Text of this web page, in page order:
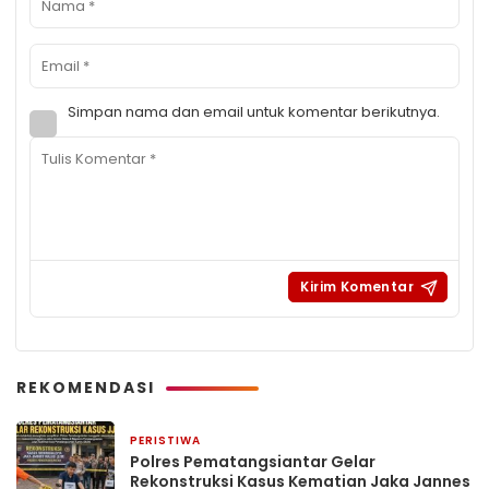
Simpan nama dan email untuk komentar berikutnya.
REKOMENDASI
PERISTIWA
Polres Pematangsiantar Gelar
Rekonstruksi Kasus Kematian Jaka Jannes